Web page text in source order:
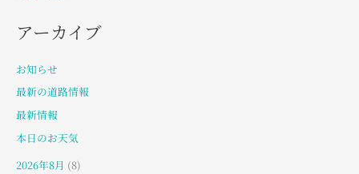
アーカイブ
お知らせ
最新の道路情報
最新情報
本日のお天気
2026年8月 (8)